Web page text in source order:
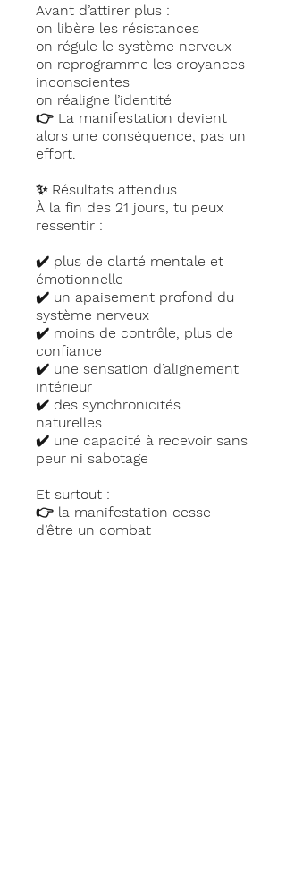
Avant d’attirer plus :
on libère les résistances
on régule le système nerveux
on reprogramme les croyances
inconscientes
on réaligne l’identité
👉 La manifestation devient
alors une conséquence, pas un
effort.
✨ Résultats attendus
À la fin des 21 jours, tu peux
ressentir :
✔️ plus de clarté mentale et
émotionnelle
✔️ un apaisement profond du
système nerveux
✔️ moins de contrôle, plus de
confiance
✔️ une sensation d’alignement
intérieur
✔️ des synchronicités
naturelles
✔️ une capacité à recevoir sans
peur ni sabotage
Et surtout :
👉 la manifestation cesse
d’être un combat